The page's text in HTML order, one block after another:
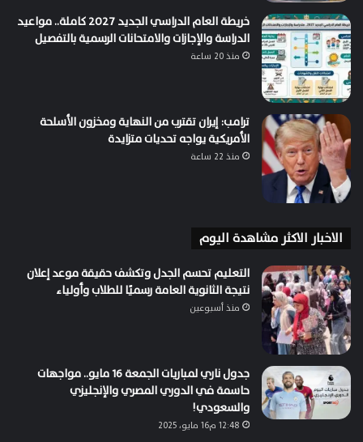
خريطة العام الدراسي الجديد 2027 كاملة.. مواعيد
الدراسة والإجازات والامتحانات الرسمية بالتفصيل
منذ 20 ساعة
ترامب: إيران تقترب من النهاية ومخزون الأسلحة
الأمريكية يواجه تحديات متزايدة
منذ 22 ساعة
الاخبار الاكثر مشاهدة اليوم
التعليم تحسم الجدل وتكشف حقيقة موعد إعلان
نتيجة الثانوية العامة رسميًا للطلاب وأولياء
منذ أسبوعين
جدول ناري لمباريات الجمعة 16 مايو.. مواجهات
حاسمة في الدوري المصري والإنجليزي
والسعودي!
12:48 م16 مايو، 2025